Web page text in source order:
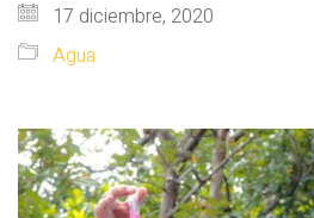
17 diciembre, 2020
Agua